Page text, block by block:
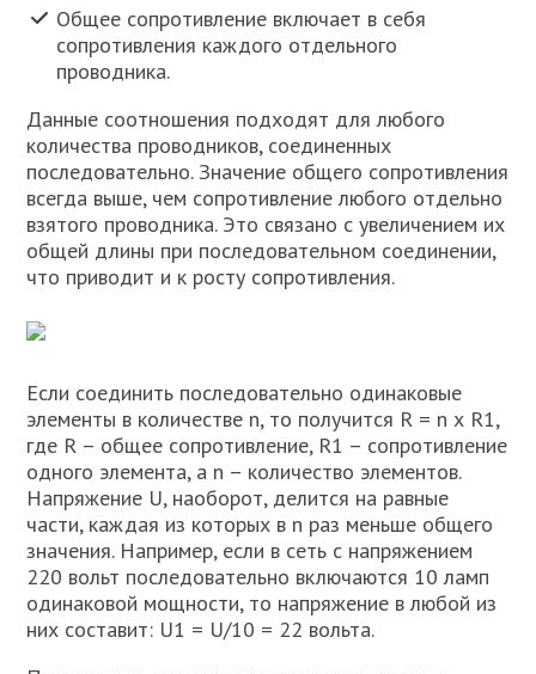
Общее сопротивление включает в себя
сопротивления каждого отдельного
проводника.
Данные соотношения подходят для любого
количества проводников, соединенных
последовательно. Значение общего сопротивления
всегда выше, чем сопротивление любого отдельно
взятого проводника. Это связано с увеличением их
общей длины при последовательном соединении,
что приводит и к росту сопротивления.
Если соединить последовательно одинаковые
элементы в количестве n, то получится R = n х R1,
где R – общее сопротивление, R1 – сопротивление
одного элемента, а n – количество элементов.
Напряжение U, наоборот, делится на равные
части, каждая из которых в n раз меньше общего
значения. Например, если в сеть с напряжением
220 вольт последовательно включаются 10 ламп
одинаковой мощности, то напряжение в любой из
них составит: U1 = U/10 = 22 вольта.